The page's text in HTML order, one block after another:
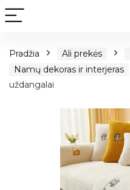
Pradžia Ali prekės
Namų dekoras ir interjeras
uždangalai